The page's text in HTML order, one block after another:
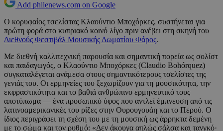
Add philenews.com on Google
Ο κορυφαίος τσελίστας Κλαούντιο Μποχόρκες, συστήνεται για
πρώτη φορά στο κυπριακό κοινό λίγο πριν ανέβει στη σκηνή του
Διεθνούς Φεστιβάλ Μουσικής Δωματίου Φάρος.
Με διεθνή καλλιτεχνική παρουσία και σημαντική πορεία ως σολίστ
και παιδαγωγός, ο Κλαούντιο Μποχόρκες (Claudio Bohórquez)
συγκαταλέγεται ανάμεσα στους σημαντικότερους τσελίστες της
γενιάς του. Οι ερμηνείες του ξεχωρίζουν για τη μουσικότητα, την
εκφραστικότητα και το βαθιά ανθρώπινο ερμηνευτικό τους
αποτύπωμα — ένα προσωπικό ύφος που αντλεί έμπνευση από τις
λατινοαμερικανικές του ρίζες στην Ουρουγουάη και το Περού. Ο
ίδιος περιγράφει τη σχέση του με τη μουσική ως άρρηκτα δεμένη
με το σώμα και τον ρυθμό: «Δεν άκουγα απλώς σάλσα και τανγκό·